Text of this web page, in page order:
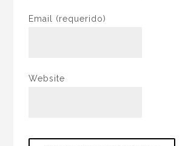
Email (requerido)
Website